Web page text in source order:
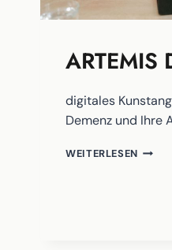
ARTEMIS
digitales
Demenz und Ihre
WEITERLESEN